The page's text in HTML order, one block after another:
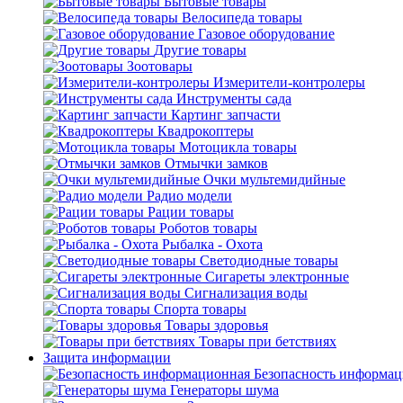
Велосипеда товары
Газовое оборудование
Другие товары
Зоотовары
Измерители-контролеры
Инструменты сада
Картинг запчасти
Квадрокоптеры
Мотоцикла товары
Отмычки замков
Очки мультемидийные
Радио модели
Рации товары
Роботов товары
Рыбалка - Охота
Светодиодные товары
Сигареты электронные
Сигнализация воды
Спорта товары
Товары здоровья
Товары при бетствиях
Защита информации
Безопасность
Генераторы шума